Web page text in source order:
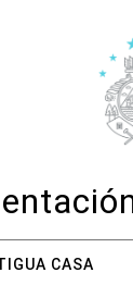
CASA